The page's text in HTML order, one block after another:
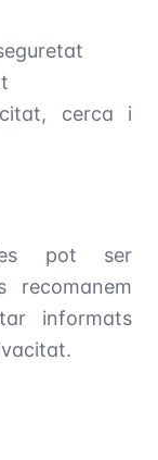
cerca i
pot ser
recomanem
informats